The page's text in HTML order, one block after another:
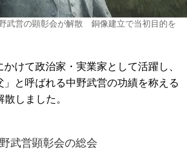
武営の顕彰会が解散 銅像建立で当初目的を
けて政治家・実業家として活躍し、
」と呼ばれる中野武営の功績を称える
しました。
武営顕彰会の総会